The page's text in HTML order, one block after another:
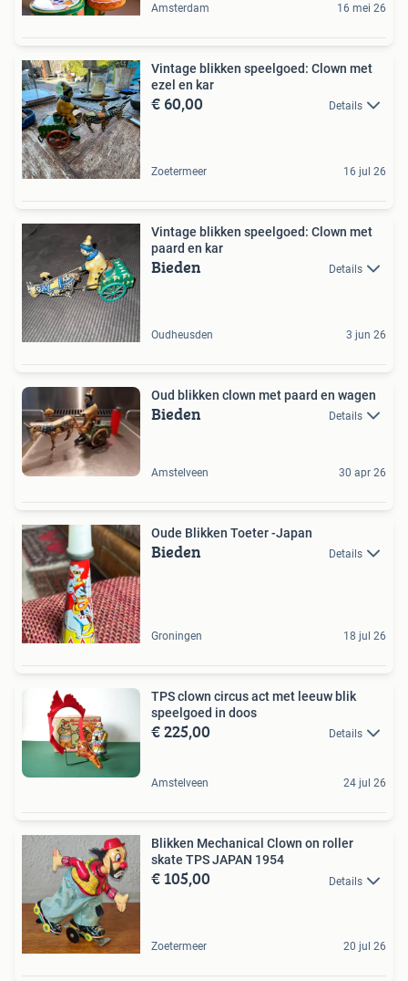
Amsterdam 16 mei 26
Vintage blikken speelgoed: Clown met
ezel en kar
€ 60,00 Details
Zoetermeer 16 jul 26
Vintage blikken speelgoed: Clown met
paard en kar
Bieden Details
Oudheusden 3 jun 26
Oud blikken clown met paard en wagen
Bieden Details
Amstelveen 30 apr 26
Oude Blikken Toeter -Japan
Bieden Details
Groningen 18 jul 26
TPS clown circus act met leeuw blik
speelgoed in doos
€ 225,00 Details
Amstelveen 24 jul 26
Blikken Mechanical Clown on roller
skate TPS JAPAN 1954
€ 105,00 Details
Zoetermeer 20 jul 26